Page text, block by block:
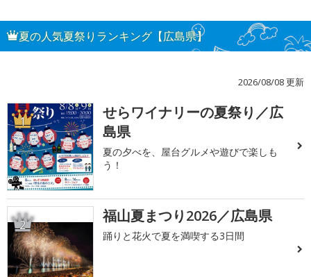
夏の人気夏祭りランキング【広島県】
2026/08/08 更新
1
せらワイナリーの夏祭り／広
島県
夏の夕べを、屋台グルメや遊びで楽しも
う！
2 福山夏まつり2026／広島県
踊りと花火で夏を満喫する3日間